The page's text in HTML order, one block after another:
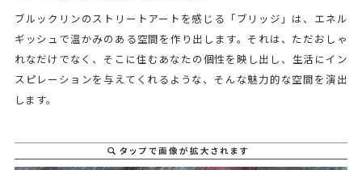
ブルックリンのストリートアートを感じる「ブリッジ」は、エネル
ギッシュで温かみのある空間を作り出します。それは、ただおしゃ
れなだけでなく、そこに住むあなたの個性を映し出し、生活にイン
スピレーションを与えてくれるような、そんな魅力的な空間を演出
します。